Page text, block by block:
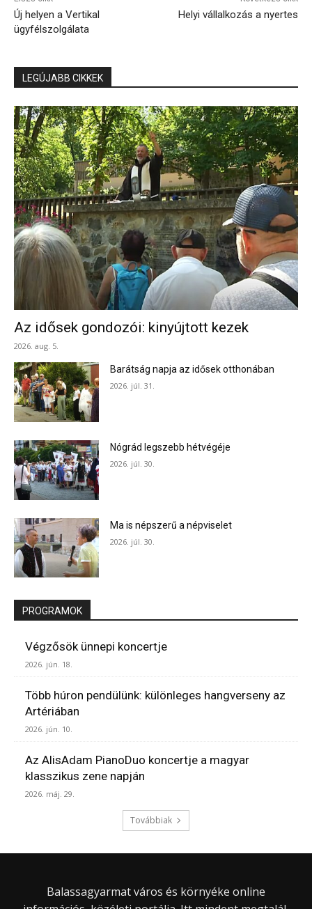
Új helyen a Vertikal
ügyfélszolgálata
Helyi vállalkozás a nyertes
LEGÚJABB CIKKEK
Az idősek gondozói: kinyújtott kezek
2026. aug. 5.
Barátság napja az idősek otthonában
2026. júl. 31.
Nógrád legszebb hétvégéje
2026. júl. 30.
Ma is népszerű a népviselet
2026. júl. 30.
PROGRAMOK
Végzősök ünnepi koncertje
2026. jún. 18.
Több húron pendülünk: különleges hangverseny az
Artériában
2026. jún. 10.
Az AlisAdam PianoDuo koncertje a magyar
klasszikus zene napján
2026. máj. 29.
Továbbiak
Balassagyarmat város és környéke online